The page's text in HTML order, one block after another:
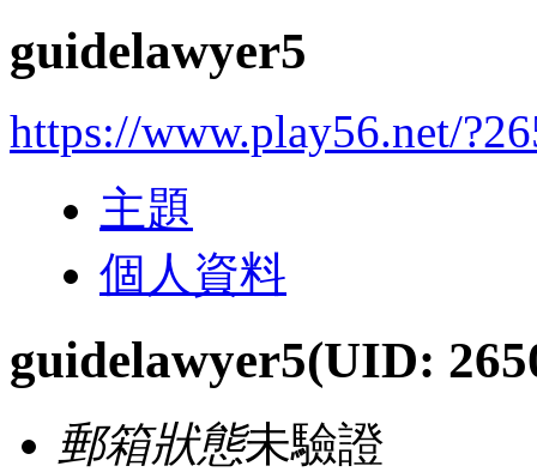
guidelawyer5
https://www.play56.net/
主題
個人資料
guidelawyer5(UID:
郵箱狀態未驗證